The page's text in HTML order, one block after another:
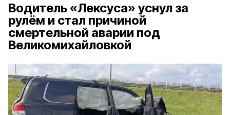
Водитель «Лексуса» уснул за
рулём и стал причиной
смертельной аварии под
Великомихайловкой